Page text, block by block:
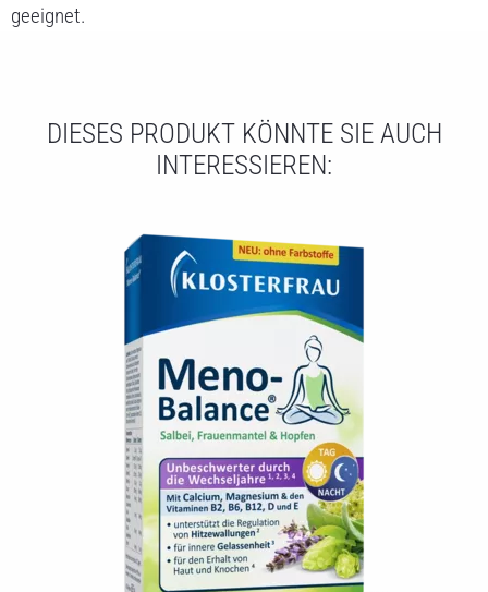
geeignet.
DIESES PRODUKT KÖNNTE SIE AUCH
INTERESSIEREN: